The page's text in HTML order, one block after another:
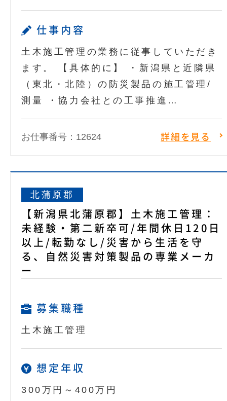
仕事内容
土木施工管理の業務に従事していただき
ます。 【具体的に】 ・新潟県と近隣県
（東北・北陸）の防災製品の施工管理/
測量 ・協力会社との工事推進…
お仕事番号：12624 詳細を見る
北蒲原郡
【新潟県北蒲原郡】土木施工管理：
未経験・第二新卒可/年間休日120日
以上/転勤なし/災害から生活を守
る、自然災害対策製品の専業メーカ
ー
募集職種
土木施工管理
想定年収
300万円～400万円